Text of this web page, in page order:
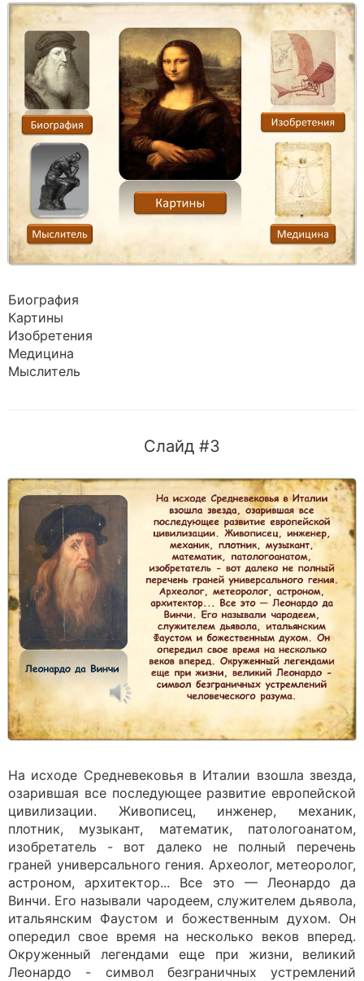
Биография
Картины
Изобретения
Медицина
Мыслитель
Слайд #3
На исходе Средневековья в Италии взошла звезда,
озарившая все последующее развитие европейской
цивилизации. Живописец, инженер, механик,
плотник, музыкант, математик, патологоанатом,
изобретатель - вот далеко не полный перечень
граней универсального гения. Археолог, метеоролог,
астроном, архитектор... Все это — Леонардо да
Винчи. Его называли чародеем, служителем дьявола,
итальянским Фаустом и божественным духом. Он
опередил свое время на несколько веков вперед.
Окруженный легендами еще при жизни, великий
Леонардо - символ безграничных устремлений